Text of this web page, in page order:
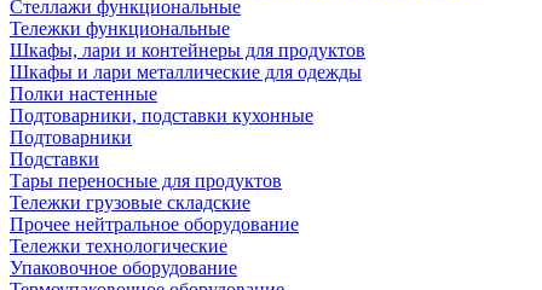
Стеллажи функциональные
Тележки функциональные
Шкафы, лари и контейнеры для продуктов
Шкафы и лари металлические для одежды
Полки настенные
Подтоварники, подставки кухонные
Подтоварники
Подставки
Тары переносные для продуктов
Тележки грузовые складские
Прочее нейтральное оборудование
Тележки технологические
Упаковочное оборудование